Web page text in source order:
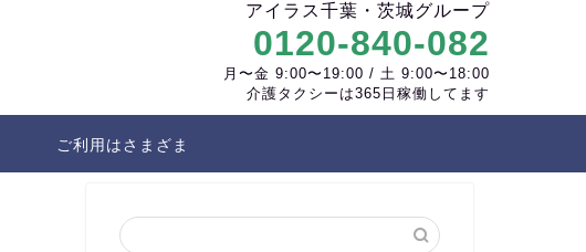
アイラス千葉・茨城グループ
0120-840-082
月〜金 9:00〜19:00 / 土 9:00〜18:00
介護タクシーは365日稼働してます
ご利用はさまざま